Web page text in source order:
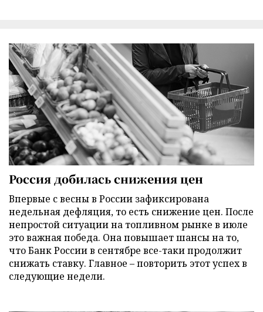
Россия добилась снижения цен
Впервые с весны в России зафиксирована
недельная дефляция, то есть снижение цен. После
непростой ситуации на топливном рынке в июле
это важная победа. Она повышает шансы на то,
что Банк России в сентябре все-таки продолжит
снижать ставку. Главное – повторить этот успех в
следующие недели.